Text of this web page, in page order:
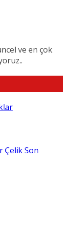
ve en çok
Çelik Son